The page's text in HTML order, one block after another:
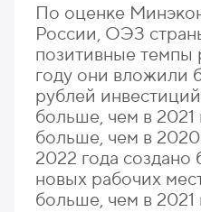
По оценке
России, ОЭЗ
позитивные
году они вложили
рублей
больше, чем в 2021
больше, чем в
2022 года создано
новых рабочих
больше, чем в 2021